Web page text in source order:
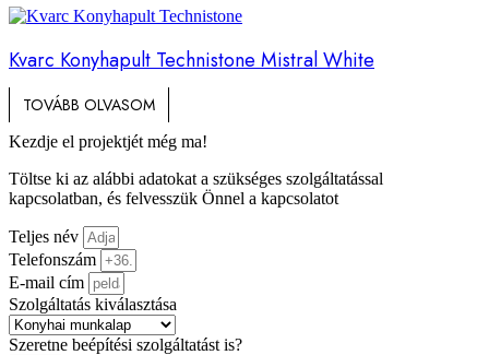
Kvarc Konyhapult Technistone Mistral White
TOVÁBB OLVASOM
Kezdje el projektjét még ma!
Töltse ki az alábbi adatokat a szükséges szolgáltatással
kapcsolatban, és felvesszük Önnel a kapcsolatot
Teljes név
Telefonszám
E-mail cím
Szolgáltatás kiválasztása
Szeretne beépítési szolgáltatást is?